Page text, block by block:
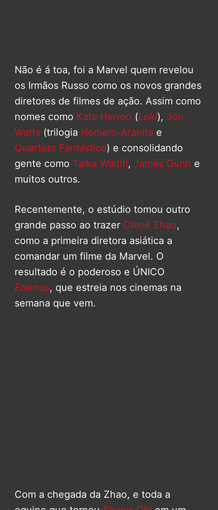
Não é á toa, foi a Marvel quem revelou
os Irmãos Russo como os novos grandes
diretores de filmes de ação. Assim como
nomes como Kate Herron (Loki), Jon
Watts (trilogia Homem-Aranha e
Quarteto Fantástico) e consolidando
gente como Taika Waititi, James Gunn e
muitos outros.
Recentemente, o estúdio tomou outro
grande passo ao trazer Chloé Zhao,
como a primeira diretora asiática a
comandar um filme da Marvel. O
resultado é o poderoso e ÚNICO
Eternos, que estreia nos cinemas na
semana que vem.
Com a chegada da Zhao, e toda a